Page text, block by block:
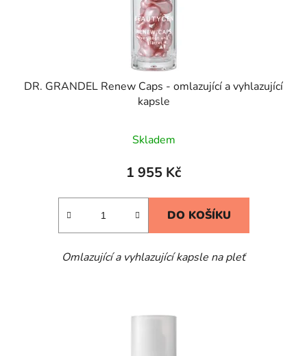
DR. GRANDEL Renew Caps - omlazující a vyhlazující
kapsle
Skladem
1 955 Kč
DO KOŠÍKU
Omlazující a vyhlazující kapsle na pleť